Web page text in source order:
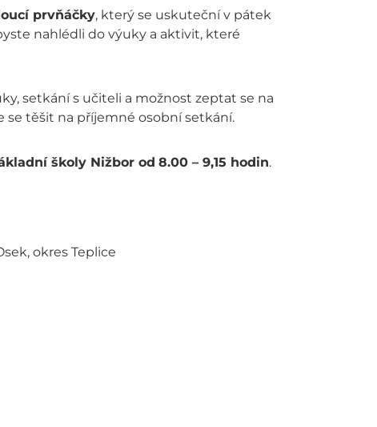
prvňáčky, který se uskuteční v pátek
nahlédli do výuky a aktivit, které
setkání s učiteli a možnost zeptat se na
se těšit na příjemné osobní setkání.
školy Nižbor od 8.00 – 9,15 hodin.